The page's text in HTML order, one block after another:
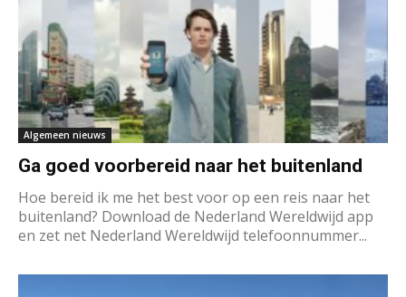
Algemeen nieuws
Ga goed voorbereid naar het buitenland
Hoe bereid ik me het best voor op een reis naar het
buitenland? Download de Nederland Wereldwijd app
en zet net Nederland Wereldwijd telefoonnummer...